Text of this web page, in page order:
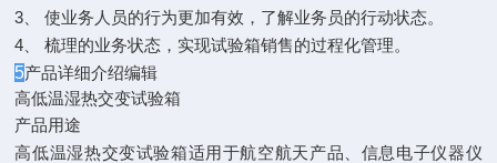
3、 使业务人员的行为更加有效，了解业务员的行动状态。
4、 梳理的业务状态，实现试验箱销售的过程化管理。
5产品详细介绍编辑
高低温湿热交变试验箱
产品用途
高低温湿热交变试验箱适用于航空航天产品、信息电子仪器仪